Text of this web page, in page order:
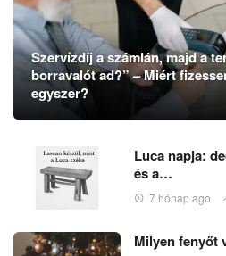
Szervízdíj a számlán, majd a
borravalót ad?” – Miért
egyszer?
Luca napja:
és a…
7 hónap ago
Milyen fenyőt